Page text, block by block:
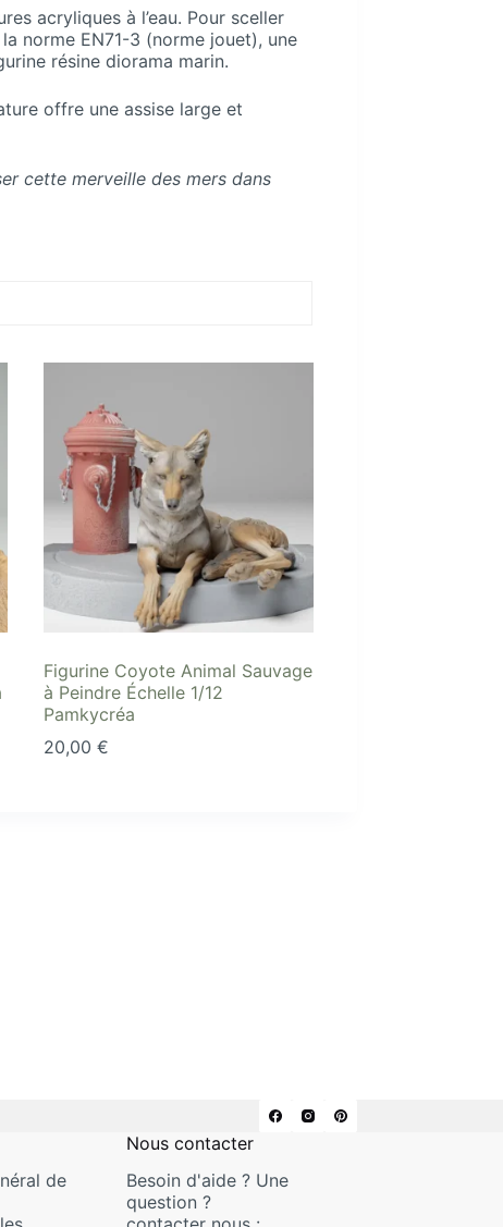
acryliques à l’eau. Pour sceller
norme EN71-3 (norme jouet), une
résine diorama marin.
offre une assise large et
cette merveille des mers dans
Figurine Coyote Animal Sauvage
à Peindre Échelle 1/12
Pamkycréa
20,00 €
de
Nous contacter
Besoin d'aide ? Une
question ?